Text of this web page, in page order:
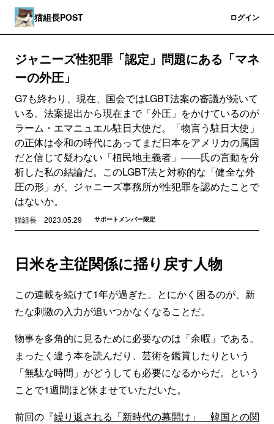
猫組長POST ログイン
ジャニーズ性犯罪「認定」問題にある「マネ
ーの外圧」
G7も終わり、現在、国会ではLGBT法案の審議が続いて
いる。法案提出から現在まで「外圧」をかけているのが
ラーム・エマニュエル駐日大使だ。「物言う駐日大使」
の正体は令和の時代にあってまだ日本をアメリカの属国
だと信じて疑わない「植民地主義者」――氏の言動を分
析した私の結論だ。このLGBT法と対称的な「健全な外
圧の形」が、ジャニーズ事務所が性犯罪を認めたことで
はないか。
猫組長 2023.05.29 サポートメンバー限定
日米を主従関係に揺り戻す人物
この連載を続けて1年が過ぎた。とにかく困るのが、新
たな刺激の入力が追いつかなくなることだ。
物事を多角的に見るために必要なのは「余暇」である。
まったく違う本を読んだり、芸術を鑑賞したりという
「無駄な時間」がどうしても必要になるからだ。という
ことで1週間ほど休ませていただいた。
前回の『繰り返される「新時代の幕開け」 韓国との関